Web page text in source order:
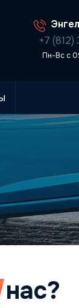
+7
Пн-Вс с